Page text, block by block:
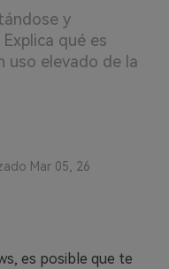
y
qué es
uso elevado de la
Mar 05, 26
es posible que te